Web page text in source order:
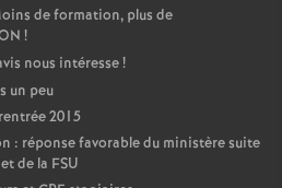
de formation, plus de
!
nous intéresse!
un peu
2015
: réponse favorable du ministère suite
et de la FSU